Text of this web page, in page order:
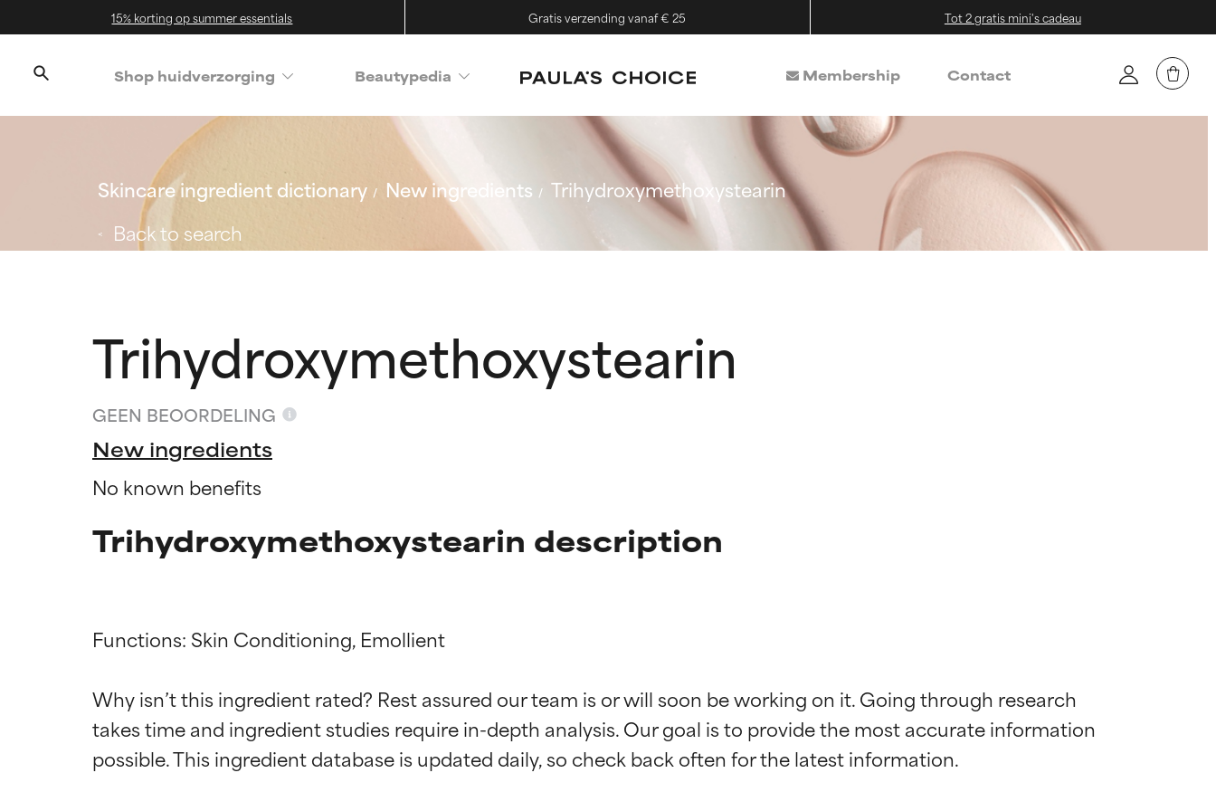
15% korting op summer essentials Gratis verzending vanaf € 25 Tot 2 gratis mini's cadeau
Shop huidverzorging Beautypedia Membership Contact
Skincare ingredient dictionary New ingredients
Trihydroxymethoxystearin
Back to search
Trihydroxymethoxystearin
GEEN BEOORDELING
New ingredients
No known benefits
Trihydroxymethoxystearin description
Functions: Skin Conditioning, Emollient
Why isn’t this ingredient rated? Rest assured our team is or will soon be working on it. Going through research
takes time and ingredient studies require in-depth analysis. Our goal is to provide the most accurate information
Beoordelingen van ingrediënten
BESTE
Beoordelingen van ingrediënten
BESTE